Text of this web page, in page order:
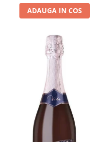
Domeniile SÂMBUREȘTI
Domeniile PANCIU
The ICONIC Estate
Crama Petro VASELO
Nea FLORICĂ
Vinuri din GRECIA
Crama BUDUREASCA
ADAUGA IN COS